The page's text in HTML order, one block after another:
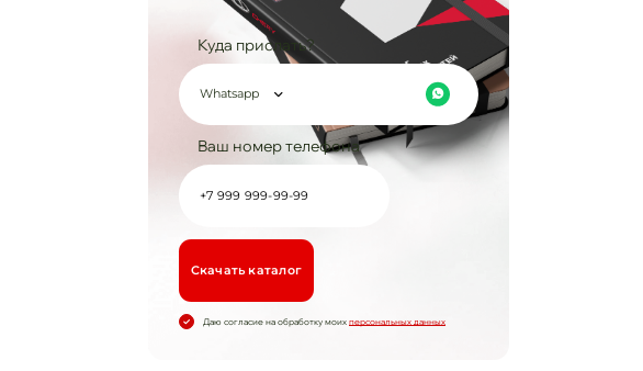
Куда прислать?
Whatsapp
Ваш номер телефона
Cкачать каталог
Даю согласие на обработку моих персональных данных